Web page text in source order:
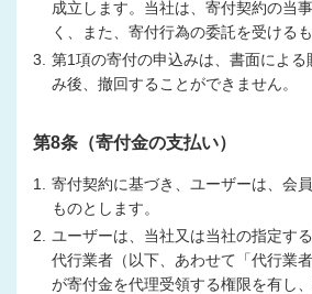
成立します。当社は、寄付契約の当
く、また、寄付行為の委託を受ける
3.
第1項の寄付の申込みは、書面による
み後、撤回することができません。
第8条（寄付金の支払い）
1.
寄付契約に基づき、ユーザーは、会
ものとします。
2.
ユーザーは、当社又は当社の指定す
代行業者（以下、あわせて「代行業
が寄付金を代理受領する権限を有し